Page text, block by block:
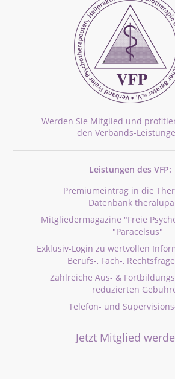
Werden Sie Mitglied und
den Verbands-
Leistungen des VFP:
Premiumeintrag in die
Datenbank
Mitgliedermagazine "Freie
"Paracelsus"
Exklusiv-Login zu wertvollen
Berufs-, Fach-,
Zahlreiche Aus- &
reduzierten
Telefon- und
Jetzt Mitglied